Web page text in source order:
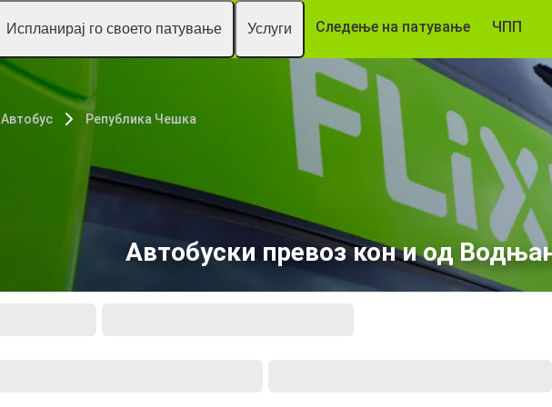
Испланирај го своето патување Услуги Следење на патување ЧПП
Автобус Република Чешка
Автобуски превоз кон и од